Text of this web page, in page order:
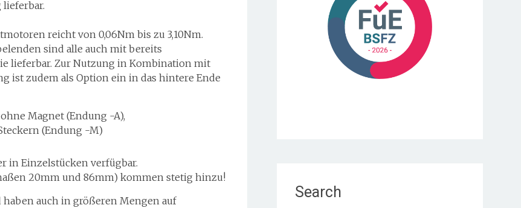
reicht von 0,06Nm bis zu 3,10Nm.
sind alle auch mit bereits
lieferbar. Zur Nutzung in Kombination mit
ist zudem als Option ein in das hintere Ende
Magnet (Endung -A),
(Endung -M)
in Einzelstücken verfügbar.
20mm und 86mm) kommen stetig hinzu!
auch in größeren Mengen auf
Search